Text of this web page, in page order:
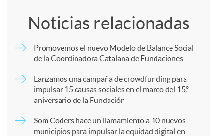
Noticias relacionadas
Promovemos el nuevo Modelo de Balance Social
de la Coordinadora Catalana de Fundaciones
Lanzamos una campaña de crowdfunding para
impulsar 15 causas sociales en el marco del 15.º
aniversario de la Fundación
Som Coders hace un llamamiento a 10 nuevos
municipios para impulsar la equidad digital en